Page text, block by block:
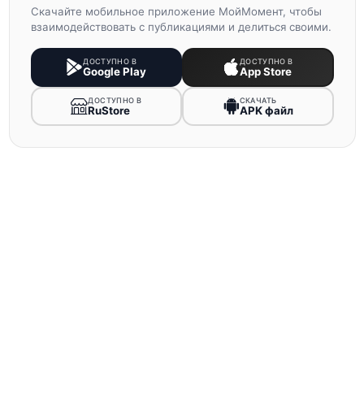
Скачайте мобильное приложение МойМомент, чтобы
взаимодействовать с публикациями и делиться своими.
ДОСТУПНО В
Google Play
ДОСТУПНО В
App Store
ДОСТУПНО В
RuStore
СКАЧАТЬ
APK файл